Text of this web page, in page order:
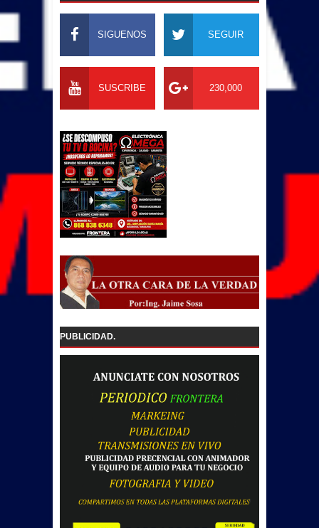
SIGUENOS SEGUIR
SUSCRIBE 230,000
PUBLICIDAD.